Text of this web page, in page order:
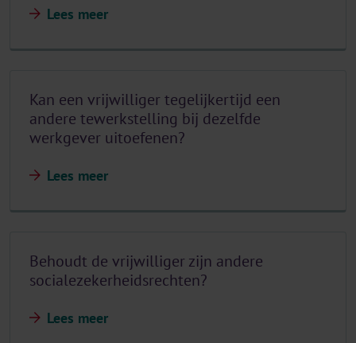
Lees meer
Kan een vrijwilliger tegelijkertijd een
andere tewerkstelling bij dezelfde
werkgever uitoefenen?
Lees meer
Behoudt de vrijwilliger zijn andere
socialezekerheidsrechten?
Lees meer